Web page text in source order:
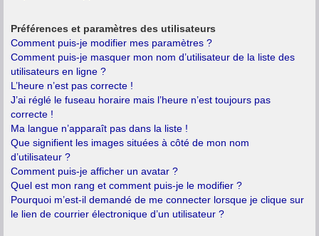
Préférences et paramètres des utilisateurs
Comment puis-je modifier mes paramètres ?
Comment puis-je masquer mon nom d’utilisateur de la liste des
utilisateurs en ligne ?
L’heure n’est pas correcte !
J’ai réglé le fuseau horaire mais l’heure n’est toujours pas
correcte !
Ma langue n’apparaît pas dans la liste !
Que signifient les images situées à côté de mon nom
d’utilisateur ?
Comment puis-je afficher un avatar ?
Quel est mon rang et comment puis-je le modifier ?
Pourquoi m’est-il demandé de me connecter lorsque je clique sur
le lien de courrier électronique d’un utilisateur ?